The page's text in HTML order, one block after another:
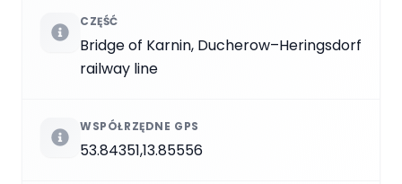
CZĘŚĆ
Bridge of Karnin, Ducherow–Heringsdorf
railway line
WSPÓŁRZĘDNE GPS
53.84351,13.85556